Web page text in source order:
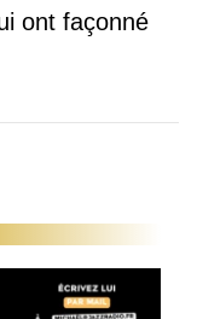
ont façonné